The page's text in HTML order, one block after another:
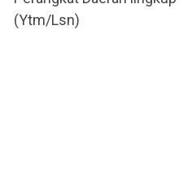
(Ytm/Lsn)